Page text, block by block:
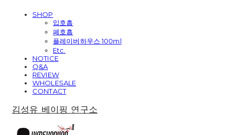
SHOP
입호흡
폐호흡
플레이버하우스 100ml
Etc.
NOTICE
Q&A
REVIEW
WHOLESALE
CONTACT
김성유 베이핑 연구소